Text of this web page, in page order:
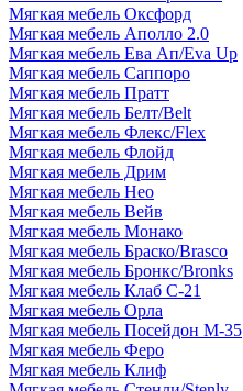
Мягкая мебель Оксфорд
Мягкая мебель Аполло 2.0
Мягкая мебель Ева Ап/Eva Up
Мягкая мебель Саппоро
Мягкая мебель Пратт
Мягкая мебель Белт/Belt
Мягкая мебель Флекс/Flex
Мягкая мебель Флойд
Мягкая мебель Дрим
Мягкая мебель Нео
Мягкая мебель Вейв
Мягкая мебель Монако
Мягкая мебель Браско/Brasco
Мягкая мебель Бронкс/Bronks
Мягкая мебель Клаб С-21
Мягкая мебель Орла
Мягкая мебель Посейдон М-35
Мягкая мебель Феро
Мягкая мебель Клиф